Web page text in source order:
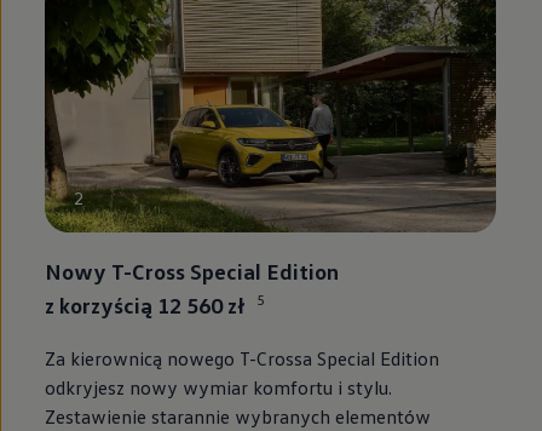
2
Nowy T-Cross Special Edition
z korzyścią 12 560 zł 5
Za kierownicą nowego T-Crossa Special Edition
odkryjesz nowy wymiar komfortu i stylu.
Zestawienie starannie wybranych elementów